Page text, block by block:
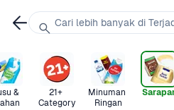
&
21+
Category
Minuman
Ringan
Cari lebih banyak di